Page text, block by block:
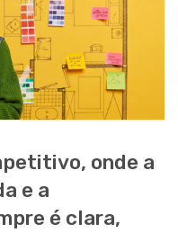
onde a
e a
é clara,